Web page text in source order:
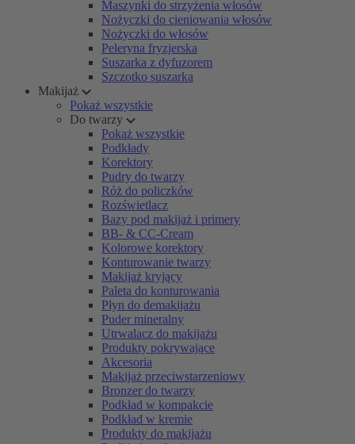
Maszynki do strzyżenia włosów
Nożyczki do cieniowania włosów
Nożyczki do włosów
Peleryna fryzjerska
Suszarka z dyfuzorem
Szczotko suszarka
Makijaż
Pokaż wszystkie
Do twarzy
Pokaż wszystkie
Podkłady
Korektory
Pudry do twarzy
Róż do policzków
Rozświetlacz
Bazy pod makijaż i primery
BB- & CC-Cream
Kolorowe korektory
Konturowanie twarzy
Makijaż kryjący
Paleta do konturowania
Płyn do demakijażu
Puder mineralny
Utrwalacz do makijażu
Produkty pokrywające
Akcesoria
Makijaż przeciwstarzeniowy
Bronzer do twarzy
Podkład w kompakcie
Podkład w kremie
Produkty do makijażu